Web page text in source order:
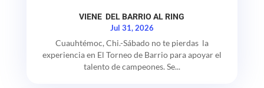
VIENE DEL BARRIO AL RING
Jul 31, 2026
Cuauhtémoc, Chi.-Sábado no te pierdas la
experiencia en El Torneo de Barrio para apoyar el
talento de campeones. Se...